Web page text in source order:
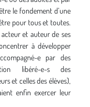
le fondement d’une
pour tous et toutes.
et auteur de ses
à développer
e par des
libéré-e-s des
et celles des élèves),
enfin exercer leur